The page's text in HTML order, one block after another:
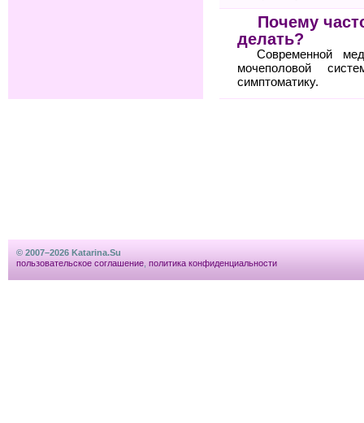
Почему
делать?
Современной
мочеполовой
симптоматику.
© 2007–2026 Katarina.Su
пользовательское соглашение политика конфиденциальности